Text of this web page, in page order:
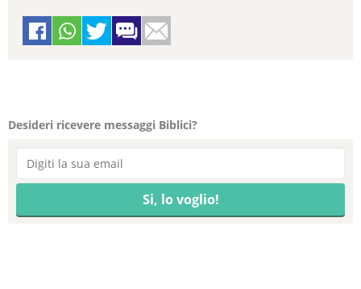
Desideri ricevere messaggi Biblici?